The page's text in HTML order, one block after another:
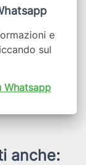
e
sul
Whatsapp
anche: